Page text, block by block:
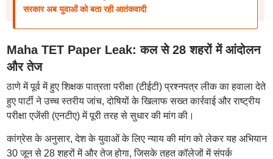
सरकार अब युवाओं को बता रही आतंकवादी
Maha TET Paper Leak: कल से 28 शहरों में आंदोलन
और तेज
ठाणे में पूर्व में हुए शिक्षक पात्रता परीक्षा (टीईटी) प्रश्नपत्र लीक का हवाला देते
हुए पार्टी ने उच्च स्तरीय जांच, दोषियों के खिलाफ सख्त कार्रवाई और राष्ट्रीय
परीक्षा एजेंसी (एनटीए) में पूरी तरह से सुधार की मांग की।
कांग्रेस के अनुसार, देश के युवाओं के लिए न्याय की मांग को लेकर यह अभियान
30 जून से 28 शहरों में और तेज होगा, जिसके तहत कॉलेजों में संपर्क